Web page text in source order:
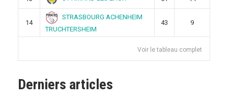
14
STRASBOURG ACHENHEIM
TRUCHTERSHEIM
43 9
Voir le tableau complet
Derniers articles